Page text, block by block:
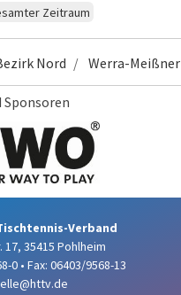
Zeitraum
Nord Werra-Meißner
Sponsoren
Verband
17, 35415 Pohlheim
0 • Fax: 06403/9568-13